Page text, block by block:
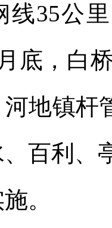
线35公
底，白
地镇杆
百利、
。